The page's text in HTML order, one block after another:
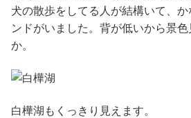
犬の散歩をしてる人が結構いて、
ンドがいました。背が低いから景
か。
白樺湖もくっきり見えます。